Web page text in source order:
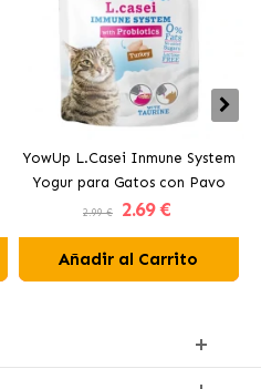
YowUp L.Casei Inmune System
Yogur para Gatos con Pavo
2.99 € 2.69 €
Añadir al Carrito